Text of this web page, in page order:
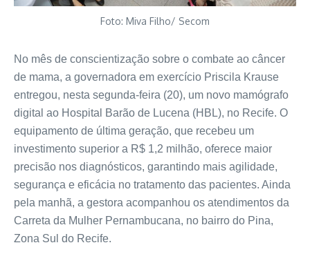
Foto: Miva Filho/ Secom
No mês de conscientização sobre o combate ao câncer
de mama, a governadora em exercício Priscila Krause
entregou, nesta segunda-feira (20), um novo mamógrafo
digital ao Hospital Barão de Lucena (HBL), no Recife. O
equipamento de última geração, que recebeu um
investimento superior a R$ 1,2 milhão, oferece maior
precisão nos diagnósticos, garantindo mais agilidade,
segurança e eficácia no tratamento das pacientes. Ainda
pela manhã, a gestora acompanhou os atendimentos da
Carreta da Mulher Pernambucana, no bairro do Pina,
Zona Sul do Recife.